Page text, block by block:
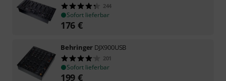
244
Sofort lieferbar
176 €
Behringer DJX900USB
201
Sofort lieferbar
199 €